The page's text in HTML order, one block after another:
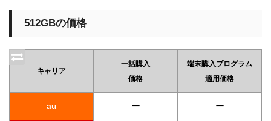
512GBの価格
キャリア
一括購入
価格
端末購入プログラム
適用価格
au ー ー